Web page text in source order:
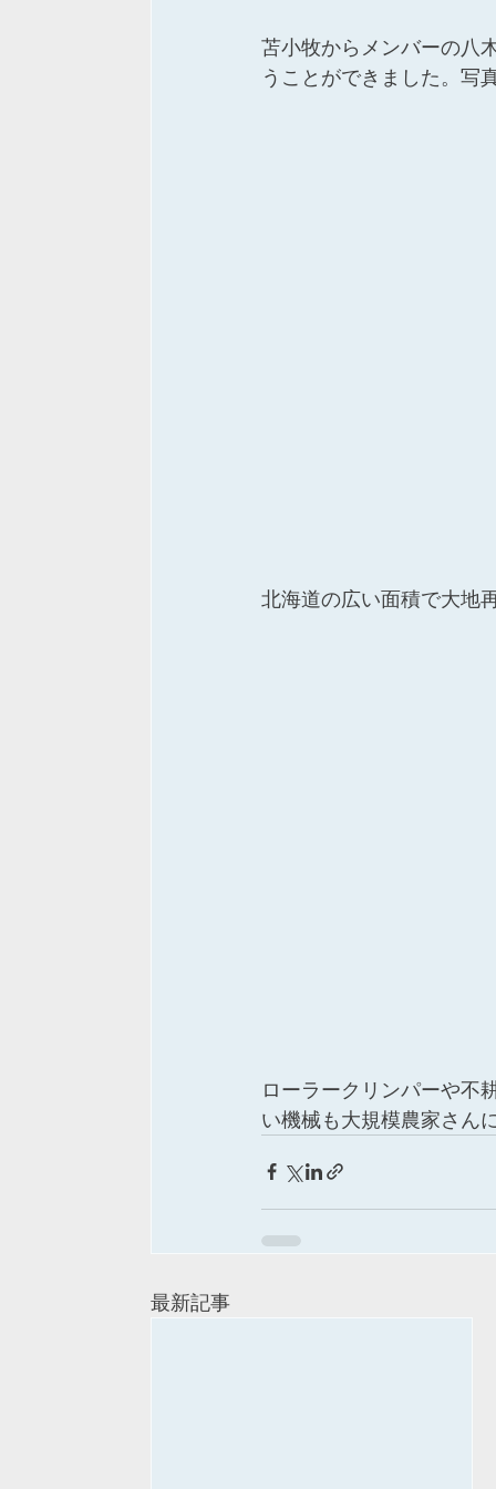
苫小牧からメンバーの八
うことができました。写
北海道の広い面積で大地
ローラークリンパーや不
い機械も大規模農家さん
最新記事